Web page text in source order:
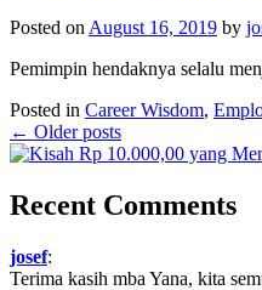
Posted on August 16, 2019 by
Pemimpin hendaknya selalu
Posted in Career Wisdom,
← Older posts
Recent Comments
josef:
Terima kasih mba Yana, kita